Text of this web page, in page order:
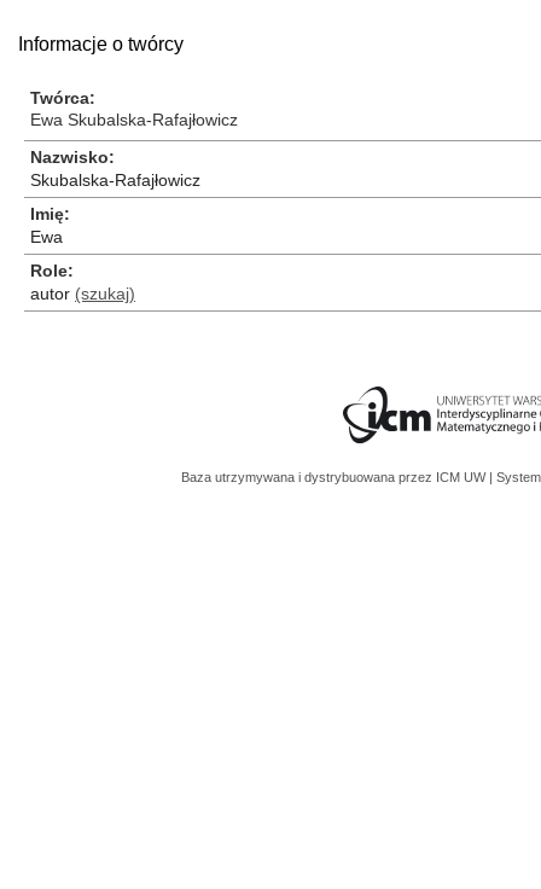
Informacje o twórcy
Twórca
Ewa Skubalska-Rafajłowicz
Nazwisko
Skubalska-Rafajłowicz
Imię
Ewa
Role
autor (szukaj)
Baza utrzymywana i dystrybuowana przez ICM UW |